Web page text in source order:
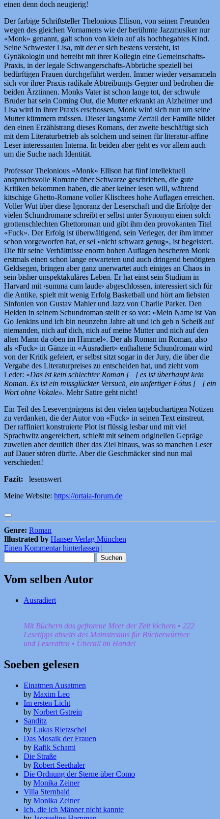
einen denn doch neugierig!
Der farbige Schriftsteller Thelonious Ellison, von seinen Freunden
wegen des gleichen Vornamens wie der berühmte Jazzmusiker nur
«Monk» genannt, galt schon von klein auf als hochbegabtes Kind.
Seine Schwester Lisa, mit der er sich bestens versteht, ist
Gynäkologin und betreibt mit ihrer Kollegin eine Gemeinschafts-
Praxis, in der legale Schwangerschafts-Abbrüche speziell bei
bedürftigen Frauen durchgeführt werden. Immer wieder versammeln
sich vor ihrer Praxis radikale Abtreibungs-Gegner und bedrohen die
beiden Ärztinnen. Monks Vater ist schon lange tot, der schwule
Bruder hat sein Coming Out, die Mutter erkrankt an Alzheimer und
Lisa wird in ihrer Praxis erschossen, Monk wird sich nun um seine
Mutter kümmern müssen. Dieser langsame Zerfall der Familie bildet
den einen Erzählstrang dieses Romans, der zweite beschäftigt sich
mit dem Literaturbetrieb als solchem und seinen für literatur-affine
Leser interessanten Interna. In beiden aber geht es vor allem auch
um die Suche nach Identität.
Professor Thelonious «Monk» Ellison hat fünf intellektuell
anspruchsvolle Romane über Schwarze geschrieben, die gute
Kritiken bekommen haben, die aber keiner lesen will, während
kitschige Ghetto-Romane voller Klischees hohe Auflagen erreichen.
Voller Wut über diese Ignoranz der Leserschaft und die Erfolge der
vielen Schundromane schreibt er selbst unter Synonym einen solch
grottenschlechten Ghettoroman und gibt ihm den provokanten Titel
«Fuck». Der Erfolg ist überwältigend, sein Verleger, der ihm immer
schon vorgeworfen hat, er sei «nicht schwarz genug», ist begeistert.
Die für seine Verhältnisse enorm hohen Auflagen bescheren Monk
erstmals einen schon lange erwarteten und auch dringend benötigten
Geldsegen, bringen aber ganz unerwartet auch einiges an Chaos in
sein bisher unspektakuläres Leben. Er hat einst sein Studium in
Harvard mit ‹summa cum laude› abgeschlossen, interessiert sich für
die Antike, spielt mit wenig Erfolg Basketball und hört am liebsten
Sinfonien von Gustav Mahler und Jazz von Charlie Parker. Den
Helden in seinem Schundroman stellt er so vor: «Mein Name ist Van
Go Jenkins und ich bin neunzehn Jahre alt und ich geb n Scheiß auf
niemanden, nich auf dich, nich auf meine Mutter und nich auf den
alten Mann da oben im Himmel». Der als Roman im Roman, also
als «Fuck» in Gänze in «Ausradiert» enthaltene Schundroman wird
von der Kritik gefeiert, er selbst sitzt sogar in der Jury, die über die
Vergabe des Literaturpreises zu entscheiden hat, und zieht vom
Leder: «Das ist kein schlechter Roman [ ] es ist überhaupt kein
Roman. Es ist ein missglückter Versuch, ein unfertiger Fötus [ ] ein
Wort ohne Vokale». Mehr Satire geht nicht!
Ein Teil des Lesevergnügens ist den vielen tagebuchartigen Notizen
zu verdanken, die der Autor von «Fuck» in seinen Text einstreut.
Der raffiniert konstruierte Plot ist flüssig lesbar und mit viel
Sprachwitz angereichert, schießt mit seinem originellen Gepräge
zuweilen aber deutlich über das Ziel hinaus, was so manchen Leser
auf Dauer stören dürfte. Aber die Geschmäcker sind nun mal
verschieden!
Fazit: lesenswert
Meine Website: https://ortaia-forum.de
Genre: Roman
Illustrated by Hanser Verlag München
Einen Kommentar hinterlassen |
nach:
Vom selben Autor
Ausradiert
Mit Büchern das gefrorene Meer der Zeit löchern • 222
Lesetipps abseits des Mainstreams für Bücherwürmer
und Leseratten • Überall im Handel
Soeben gelesen
Einatmen Ausatmen
by Maxim Leo
Im ersten Licht
by Norbert Gstrein
Sanditz
by Lukas Rietzschel
Das Mosaik der Frauen
by Rafik Schami
Die Straße
by Robert Seethaler
Die Ordnung der Sterne über Como
by Monika Zeiner
Villa Sternbald
by Monika Zeiner
Ich, die ich Männer nicht kannte